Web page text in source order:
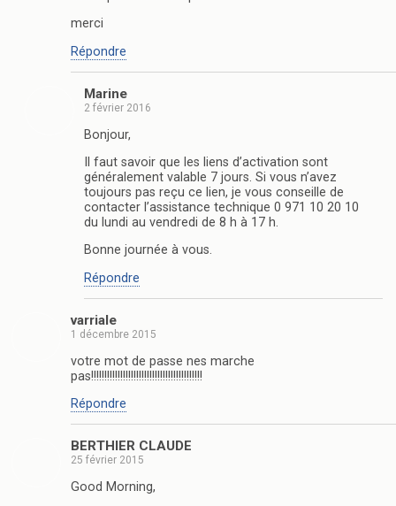
merci
Répondre
Marine
2 février 2016
Bonjour,
Il faut savoir que les liens d’activation sont
généralement valable 7 jours. Si vous n’avez
toujours pas reçu ce lien, je vous conseille de
contacter l’assistance technique 0 971 10 20 10
du lundi au vendredi de 8 h à 17 h.
Bonne journée à vous.
Répondre
varriale
1 décembre 2015
votre mot de passe nes marche
pas!!!!!!!!!!!!!!!!!!!!!!!!!!!!!!!!!!!!!!!!!!
Répondre
BERTHIER CLAUDE
25 février 2015
Good Morning,